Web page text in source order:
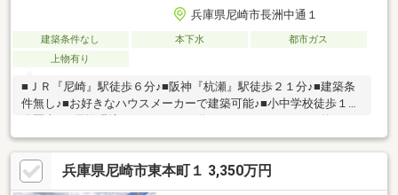
兵庫県尼崎市長洲中通１
建築条件なし 本下水
都市ガス
上物有り
■ＪＲ『尼崎』駅徒歩６分♪■阪神『杭瀬』駅徒歩２１分♪■建築条
件無し♪■お好きなハウスメーカーで建築可能♪■小中学校徒歩１０
０ｍ・あまがさきキューズモール…約６６０ｍ・阪急オアシス…約
７２０ｍ・セブンイレブン…約１６０ｍ・清和小学校…約１６０
ｍ・小田中学校…約１５０ｍ＝＝＝＝＝＝＝＝＝＝＝＝＝＝＝＝
＝＝＝＝＝＝＝＝＝＝＝＝＝＝＝＝＝＝☆伊丹市、宝塚市、川西
兵庫県尼崎市東本町１ 3,350万円